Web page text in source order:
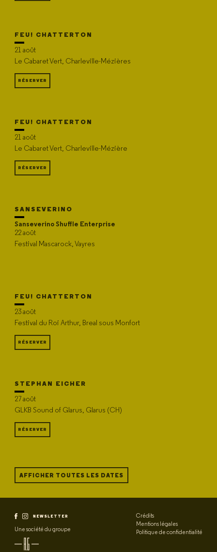
FEU! CHATTERTON
21 août
Le Cabaret Vert, Charleville-Mézières
RÉSERVER
FEU! CHATTERTON
21 août
Le Cabaret Vert, Charleville-Mézière
RÉSERVER
SANSEVERINO
Sanseverino Shuffle Enterprise
22 août
Festival Mascarock, Vayres
FEU! CHATTERTON
23 août
Festival du Roi Arthur, Breal sous Monfort
RÉSERVER
STEPHAN EICHER
27 août
GLKB Sound of Glarus, Glarus (CH)
RÉSERVER
AFFICHER TOUTES LES DATES
NEWSLETTER
Crédits
Mentions légales
Politique de confidentialité
Une société du groupe